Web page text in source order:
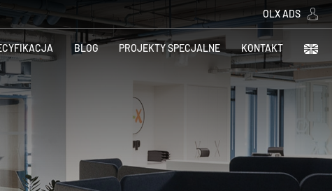
OLX ADS
BLOG PROJEKTY SPECJALNE KONTAKT